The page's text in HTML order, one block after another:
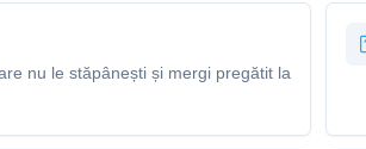
nu le stăpânești și mergi pregătit la